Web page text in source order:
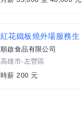
紅花鐵板燒外場服務生
順啟食品有限公司
高雄市-左營區
時薪 200 元